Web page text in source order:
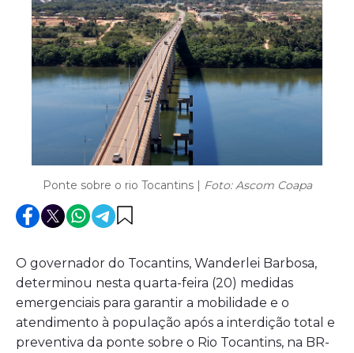
Ponte sobre o rio Tocantins | Foto: Ascom Coapa
O governador do Tocantins, Wanderlei Barbosa,
determinou nesta quarta-feira (20) medidas
emergenciais para garantir a mobilidade e o
atendimento à população após a interdição total e
preventiva da ponte sobre o Rio Tocantins, na BR-